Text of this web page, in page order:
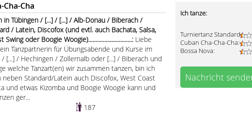
Cha
in Tübingen / [...] / [...] / Alb-Donau / Biberach /
/ Latein, Discofox (und evtl. auch Bachata, Salsa,
oder Boogie Woogie)..............................: Liebe
Tanzpartnerin für Übungsabende und Kurse im
/ [...] / Hechingen / Zollernalb oder [...] / Biberach und
welche Tanzart(en) wir zusammen tanzen, bin ich
Standard/Latein auch Discofox, West Coast
und etwas Kizomba und Boogie Woogie kann und
ger...
187
Ich tanze:
Turniertanz Standard:
Cuban Cha-Cha-Cha:
Bossa Nova:
Nachricht